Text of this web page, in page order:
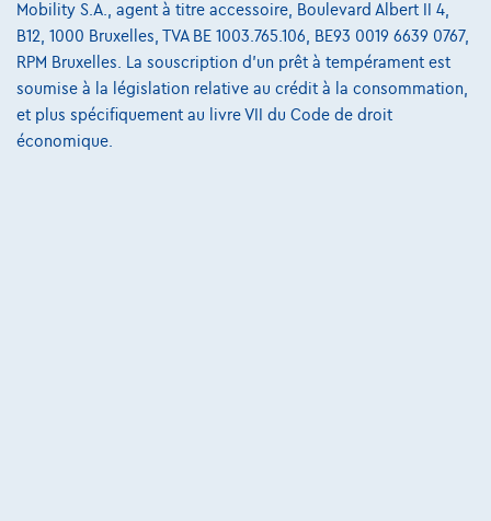
Mobility S.A., agent à titre accessoire, Boulevard Albert II 4,
B12, 1000 Bruxelles, TVA BE 1003.765.106, BE93 0019 6639 0767,
RPM Bruxelles. La souscription d'un prêt à tempérament est
soumise à la législation relative au crédit à la consommation,
et plus spécifiquement au livre VII du Code de droit
économique.